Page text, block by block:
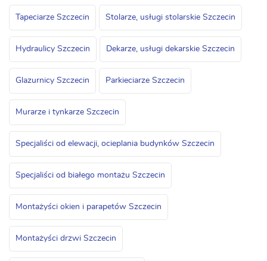
Tapeciarze Szczecin Stolarze, usługi stolarskie Szczecin
Hydraulicy Szczecin Dekarze, usługi dekarskie Szczecin
Glazurnicy Szczecin Parkieciarze Szczecin
Murarze i tynkarze Szczecin
Specjaliści od elewacji, ocieplania budynków Szczecin
Specjaliści od białego montażu Szczecin
Montażyści okien i parapetów Szczecin
Montażyści drzwi Szczecin